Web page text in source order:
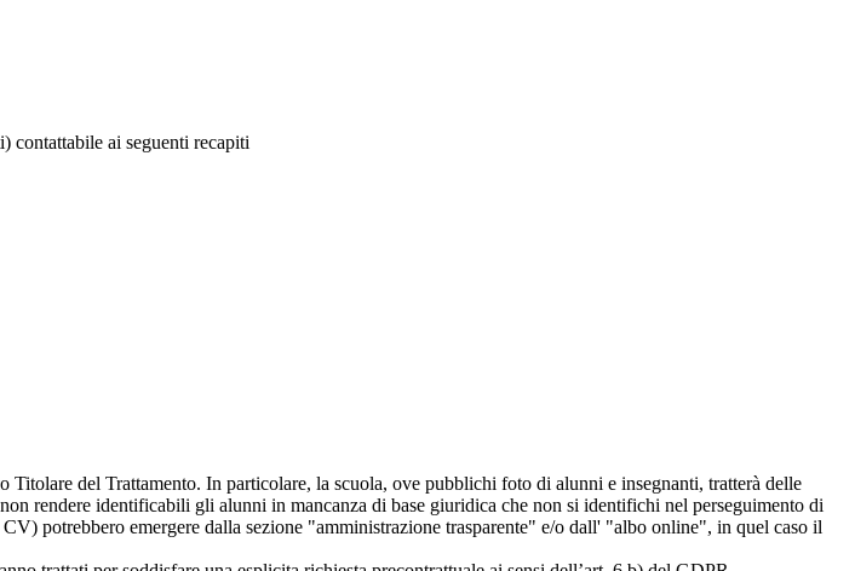
contattabile ai seguenti recapiti
del Trattamento. In particolare, la scuola, ove pubblichi foto di alunni e insegnanti, tratterà delle
rendere identificabili gli alunni in mancanza di base giuridica che non si identifichi nel perseguimento di
potrebbero emergere dalla sezione "amministrazione trasparente" e/o dall' "albo online", in quel caso il